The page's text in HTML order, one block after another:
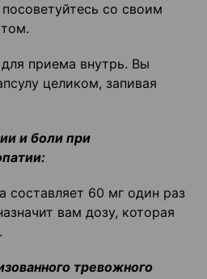
со своим
приема внутрь. Вы
целиком, запивая
и боли при
составляет 60 мг один раз
вам дозу, которая
тревожного